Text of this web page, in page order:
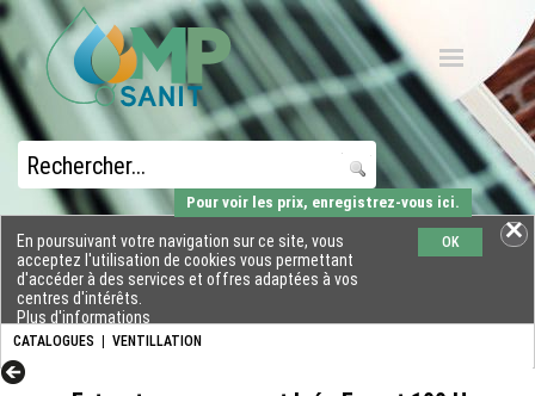
CATALOGUES VENTILLATION
En poursuivant votre navigation sur ce site, vous
acceptez l'utilisation de cookies vous permettant
d'accéder à des services et offres adaptées à vos
centres d'intérêts.
Plus d'informations
OK
Pour voir les prix, enregistrez-vous ici.